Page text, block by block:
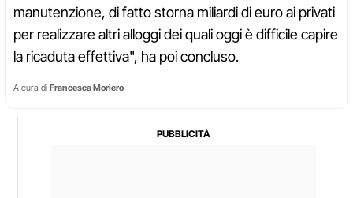
manutenzione, di fatto storna miliardi di euro ai privati
per realizzare altri alloggi dei quali oggi è difficile capire
la ricaduta effettiva", ha poi concluso.
A cura di Francesca Moriero